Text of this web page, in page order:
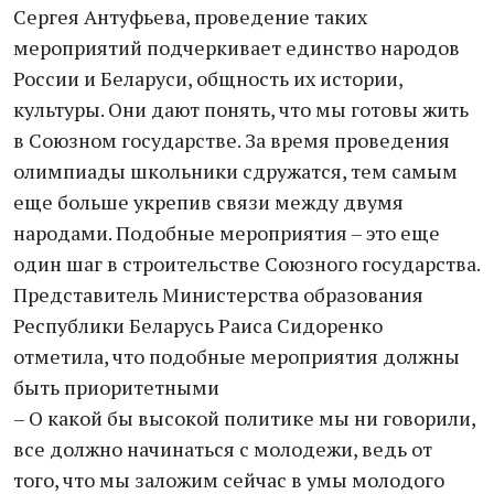
Сергея Антуфьева, проведение таких
мероприятий подчеркивает единство народов
России и Беларуси, общность их истории,
культуры. Они дают понять, что мы готовы жить
в Союзном государстве. За время проведения
олимпиады школьники сдружатся, тем самым
еще больше укрепив связи между двумя
народами. Подобные мероприятия – это еще
один шаг в строительстве Союзного государства.
Представитель Министерства образования
Республики Беларусь Раиса Сидоренко
отметила, что подобные мероприятия должны
быть приоритетными
– О какой бы высокой политике мы ни говорили,
все должно начинаться с молодежи, ведь от
того, что мы заложим сейчас в умы молодого